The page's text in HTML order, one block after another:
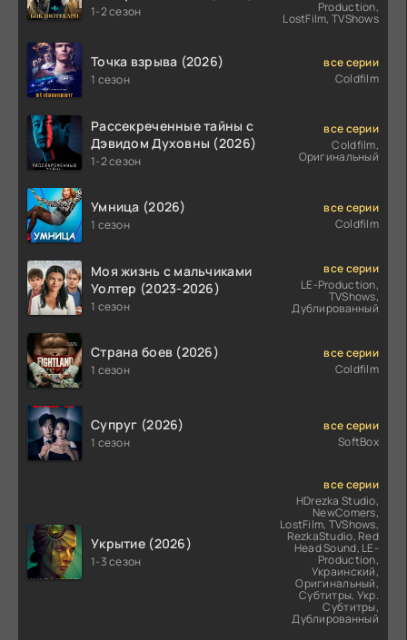
1-2 сезон Production,
LostFilm, TVShows
Точка взрыва (2026)
1 сезон
все серии
Coldfilm
Рассекреченные тайны с
Дэвидом Духовны (2026)
1-2 сезон
все серии
Coldfilm,
Оригинальный
Умница (2026)
1 сезон
все серии
Coldfilm
Моя жизнь с мальчиками
Уолтер (2023-2026)
1 сезон
все серии
LE-Production,
TVShows,
Дублированный
Страна боев (2026)
1 сезон
все серии
Coldfilm
Супруг (2026)
1 сезон
все серии
SoftBox
Укрытие (2026)
1-3 сезон
все серии
HDrezka Studio,
NewComers,
LostFilm, TVShows,
RezkaStudio, Red
Head Sound, LE-
Production,
Украинский,
Оригинальный,
Субтитры, Укр.
Субтитры,
Дублированный